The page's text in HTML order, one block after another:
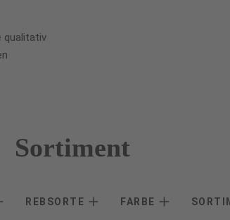
qualitativ
Sortiment
REBSORTE FARBE